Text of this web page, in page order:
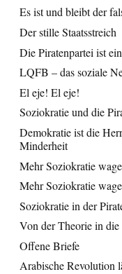
Es ist und bleibt der
Der stille Staatsstreich
Die Piratenpartei ist
LQFB – das soziale
El eje! El eje!
Soziokratie und die
Demokratie ist die
Minderheit
Mehr Soziokratie
Mehr Soziokratie
Soziokratie in der
Von der Theorie in
Offene Briefe
Arabische Revolution